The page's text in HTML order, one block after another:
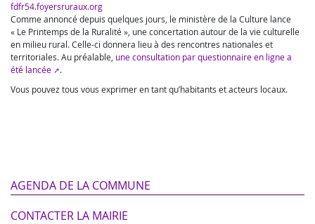
fdfr54.foyersruraux.org
Comme annoncé depuis quelques jours, le ministère de la Culture lance
« Le Printemps de la Ruralité », une concertation autour de la vie culturelle
en milieu rural. Celle-ci donnera lieu à des rencontres nationales et
territoriales. Au préalable, une consultation par questionnaire en ligne a
été lancée
.
Vous pouvez tous vous exprimer en tant qu’habitants et acteurs locaux.
AGENDA DE LA COMMUNE
CONTACTER LA MAIRIE